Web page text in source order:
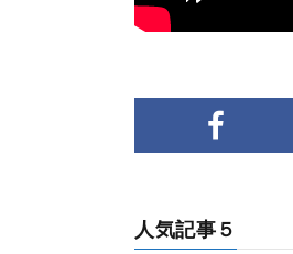
人気記事５